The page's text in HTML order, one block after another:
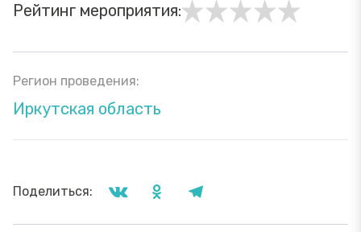
Рейтинг мероприятия:
Регион проведения:
Иркутская область
Поделиться: